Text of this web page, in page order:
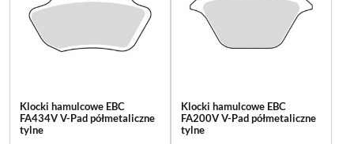
Klocki hamulcowe EBC
FA434V V-Pad półmetaliczne
tylne
Klocki hamulcowe EBC
FA200V V-Pad półmetaliczne
tylne